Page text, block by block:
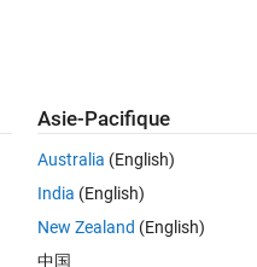
anciens
le 22 Juin 2014
Asie-Pacifique
Australia (English)
India (English)
New Zealand (English)
中国